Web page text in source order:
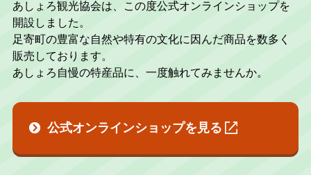
あしょろ観光協会は、この度公式オンラインショップを
開設しました。
足寄町の豊富な自然や特有の文化に因んだ商品を数多く
販売しております。
あしょろ自慢の特産品に、一度触れてみませんか。
公式オンラインショップを見る